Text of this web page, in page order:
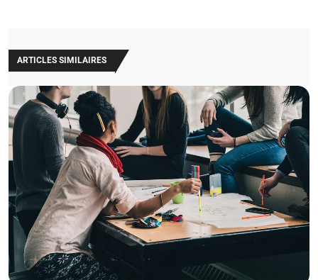
ARTICLES SIMILAIRES